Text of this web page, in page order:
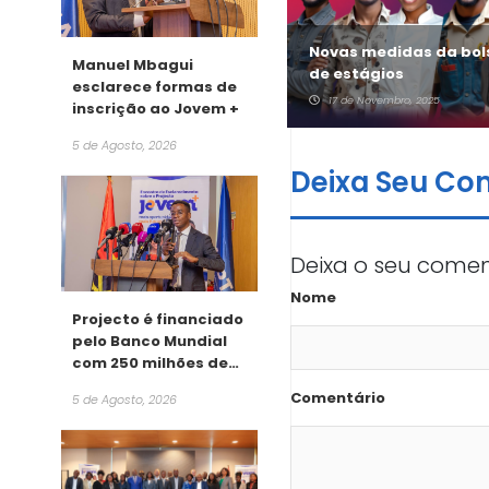
Manuel Mbagui
esclarece formas de
inscrição ao Jovem +
5 de Agosto, 2026
Projecto é financiado
pelo Banco Mundial
com 250 milhões de
5 de Agosto, 2026
NOTA DE IMPRENSA
18 de Novembro, 2025
Novas medidas da
de estágios
17 de Novembro, 2025
Deixa Seu
Deixa o seu
Nome
Comentário